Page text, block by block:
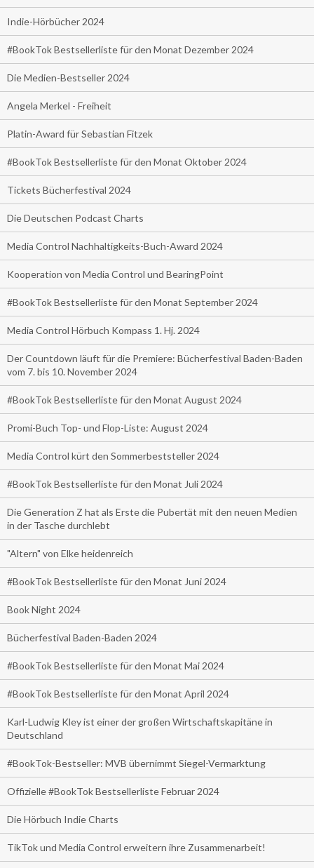
Indie-Hörbücher 2024
#BookTok Bestsellerliste für den Monat Dezember 2024
Die Medien-Bestseller 2024
Angela Merkel - Freiheit
Platin-Award für Sebastian Fitzek
#BookTok Bestsellerliste für den Monat Oktober 2024
Tickets Bücherfestival 2024
Die Deutschen Podcast Charts
Media Control Nachhaltigkeits-Buch-Award 2024
Kooperation von Media Control und BearingPoint
#BookTok Bestsellerliste für den Monat September 2024
Media Control Hörbuch Kompass 1. Hj. 2024
Der Countdown läuft für die Premiere: Bücherfestival Baden-Baden
vom 7. bis 10. November 2024
#BookTok Bestsellerliste für den Monat August 2024
Promi-Buch Top- und Flop-Liste: August 2024
Media Control kürt den Sommerbeststeller 2024
#BookTok Bestsellerliste für den Monat Juli 2024
Die Generation Z hat als Erste die Pubertät mit den neuen Medien
in der Tasche durchlebt
"Altern" von Elke heidenreich
#BookTok Bestsellerliste für den Monat Juni 2024
Book Night 2024
Bücherfestival Baden-Baden 2024
#BookTok Bestsellerliste für den Monat Mai 2024
#BookTok Bestsellerliste für den Monat April 2024
Karl-Ludwig Kley ist einer der großen Wirtschaftskapitäne in
Deutschland
#BookTok-Bestseller: MVB übernimmt Siegel-Vermarktung
Offizielle #BookTok Bestsellerliste Februar 2024
Die Hörbuch Indie Charts
TikTok und Media Control erweitern ihre Zusammenarbeit!